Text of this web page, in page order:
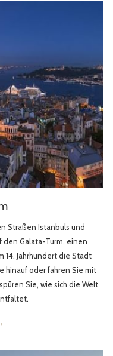
Straßen Istanbuls und
den Galata-Turm, einen
14. Jahrhundert die Stadt
hinauf oder fahren Sie mit
Sie, wie sich die Welt